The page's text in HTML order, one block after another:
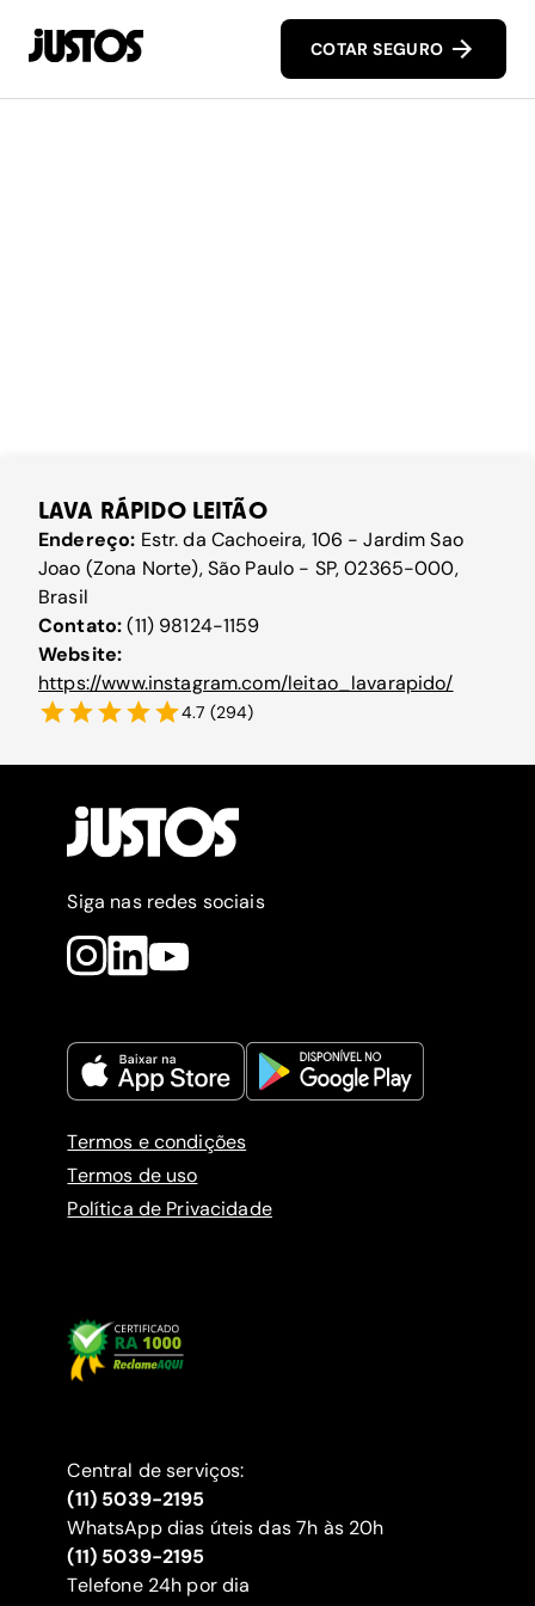
COTAR SEGURO
LAVA RÁPIDO LEITÃO
Endereço: Estr. da Cachoeira, 106 - Jardim Sao
Joao (Zona Norte), São Paulo - SP, 02365-000,
Brasil
Contato:(11) 98124-1159
Website:
https://www.instagram.com/leitao_lavarapido/
4.7 (294)
Siga nas redes sociais
Termos e condições
Termos de uso
Política de Privacidade
Central de serviços:
(11) 5039-2195
WhatsApp dias úteis das 7h às 20h
(11) 5039-2195
‍Telefone 24h por dia